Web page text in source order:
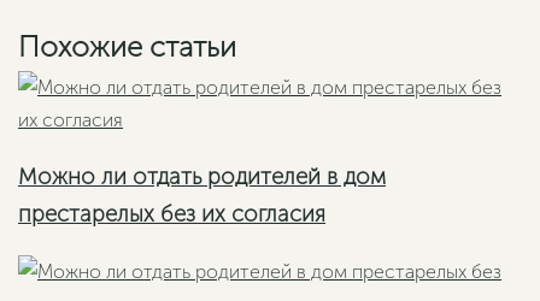
Похожие статьи
Можно ли отдать родителей в дом
престарелых без их согласия